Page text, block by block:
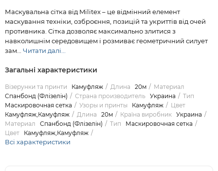
Маскувальна сітка від Militex – це відмінний елемент
маскування техніки, озброєння, позицій та укриттів від очей
противника. Сітка дозволяє максимально злитися з
навколишнім середовищем і розмиває геометричний силует
зам... Читати далі...
Загальні характеристики
Візерунки та принти Камуфляж Длина 20м
Материал
Спанбонд (Флізелін)
Страна производитель Украина
Тип
Маскировочная сетка
Узоры и принты Камуфляж
Цвет
Камуфляж,Камуфляж
Длина 20м Країна виробник Украина
Материал
Спанбонд (Флізелін) Тип
Маскировочная сетка
Цвет
Камуфляж,Камуфляж
Всі характеристики